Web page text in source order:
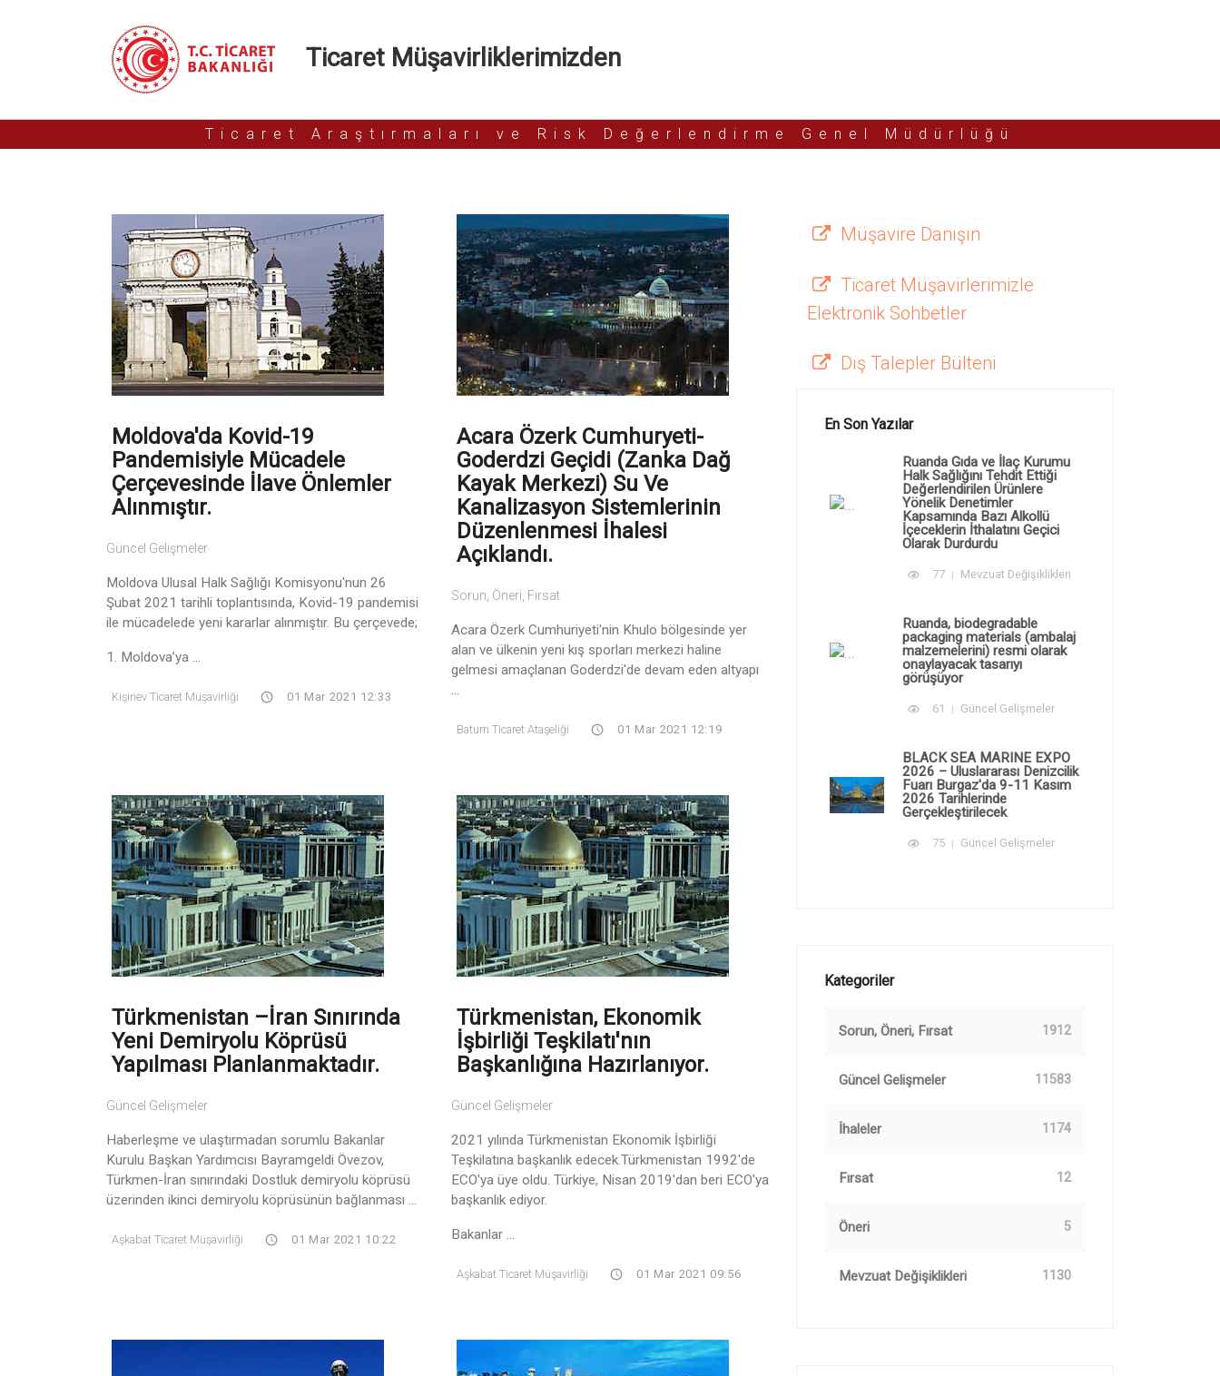
Ticaret Müşavirliklerimizden
Ticaret Araştırmaları ve Risk Değerlendirme Genel Müdürlüğü
Moldova'da Kovid-19
Pandemisiyle Mücadele
Çerçevesinde İlave Önlemler
Alınmıştır.
Güncel Gelişmeler
Moldova Ulusal Halk Sağlığı Komisyonu'nun 26
Şubat 2021 tarihli toplantısında, Kovid-19 pandemisi
ile mücadelede yeni kararlar alınmıştır. Bu çerçevede;
1. Moldova’ya ...
Kişinev Ticaret Müşavirliği 01 Mar 2021 12:33
Acara Özerk Cumhuryeti-
Goderdzi Geçidi (Zanka Dağ
Kayak Merkezi) Su Ve
Kanalizasyon Sistemlerinin
Düzenlenmesi İhalesi
Açıklandı.
Sorun, Öneri, Fırsat
Acara Özerk Cumhuriyeti'nin Khulo bölgesinde yer
alan ve ülkenin yeni kış sporları merkezi haline
gelmesi amaçlanan Goderdzi'de devam eden altyapı
Batum Ticaret Ataşeliği 01 Mar 2021 12:19
Türkmenistan –İran Sınırında
Yeni Demiryolu Köprüsü
Yapılması Planlanmaktadır.
Güncel Gelişmeler
Haberleşme ve ulaştırmadan sorumlu Bakanlar
Kurulu Başkan Yardımcısı Bayramgeldi Övezov,
Türkmen-İran sınırındaki Dostluk demiryolu köprüsü
üzerinden ikinci demiryolu köprüsünün bağlanması ...
Aşkabat Ticaret Müşavirliği 01 Mar 2021 10:22
Türkmenistan, Ekonomik
İşbirliği Teşkilatı'nın
Başkanlığına Hazırlanıyor.
Güncel Gelişmeler
2021 yılında Türkmenistan Ekonomik İşbirliği
Teşkilatına başkanlık edecek.Türkmenistan 1992'de
ECO'ya üye oldu. Türkiye, Nisan 2019'dan beri ECO'ya
başkanlık ediyor.
Bakanlar ...
Aşkabat Ticaret Müşavirliği 01 Mar 2021 09:56
Müşavire Danışın
Ticaret Müşavirlerimizle
Elektronik Sohbetler
Dış Talepler Bülteni
En Son Yazılar
Ruanda Gıda ve İlaç Kurumu
Halk Sağlığını Tehdit Ettiği
Değerlendirilen Ürünlere
Yönelik Denetimler
Kapsamında Bazı Alkollü
İçeceklerin İthalatını Geçici
Olarak Durdurdu
77 Mevzuat Değişiklikleri
Ruanda, biodegradable
packaging materials (ambalaj
malzemelerini) resmi olarak
onaylayacak tasarıyı
görüşüyor
61 Güncel Gelişmeler
BLACK SEA MARINE EXPO
2026 – Uluslararası Denizcilik
Fuarı Burgaz'da 9-11 Kasım
2026 Tarihlerinde
Gerçekleştirilecek
75 Güncel Gelişmeler
Kategoriler
Sorun, Öneri, Fırsat 1912
Güncel Gelişmeler 11583
İhaleler 1174
Fırsat 12
Öneri 5
Mevzuat Değişiklikleri 1130